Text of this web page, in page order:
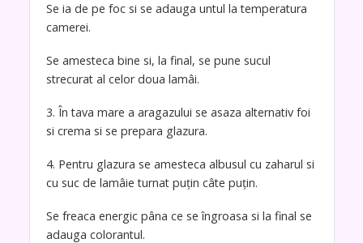
Se ia de pe foc si se adauga untul la temperatura
camerei.
Se amesteca bine si, la final, se pune sucul
strecurat al celor doua lamâi.
3. În tava mare a aragazului se asaza alternativ foi
si crema si se prepara glazura.
4. Pentru glazura se amesteca albusul cu zaharul si
cu suc de lamâie turnat puţin câte puţin.
Se freaca energic pâna ce se îngroasa si la final se
adauga colorantul.